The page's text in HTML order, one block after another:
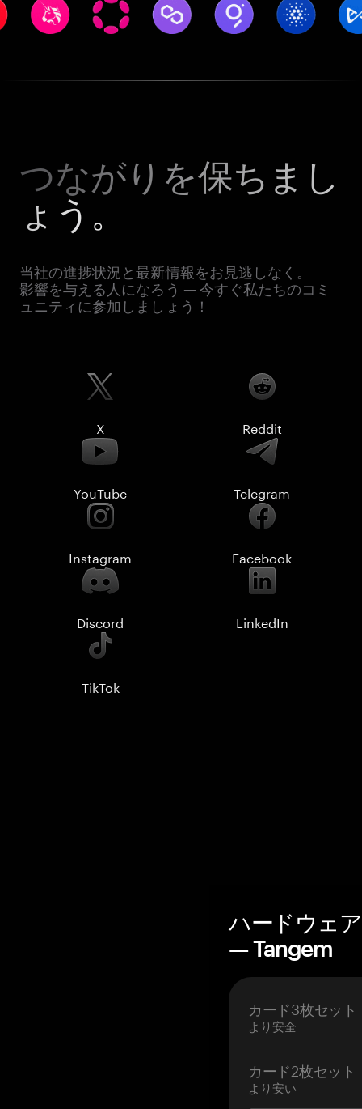
つながりを保ちまし
ょう。
当社の進捗状況と最新情報をお見逃しなく。
影響を与える人になろう — 今すぐ私たちのコミ
ュニティに参加しましょう！
X Reddit
YouTube Telegram
Instagram Facebook
Discord LinkedIn
TikTok
ハードウェ
— Tangem
カード3枚セット
より安全
カード2枚セット
より安い